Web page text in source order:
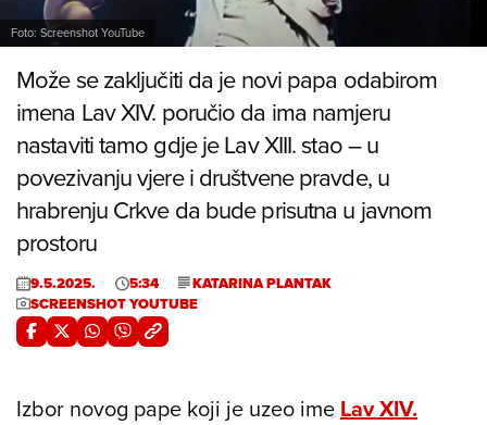
Foto: Screenshot YouTube
Može se zaključiti da je novi papa odabirom
imena Lav XIV. poručio da ima namjeru
nastaviti tamo gdje je Lav XIII. stao – u
povezivanju vjere i društvene pravde, u
hrabrenju Crkve da bude prisutna u javnom
prostoru
9.5.2025. 5:34
KATARINA PLANTAK
SCREENSHOT YOUTUBE
Izbor novog pape koji je uzeo ime Lav XIV.